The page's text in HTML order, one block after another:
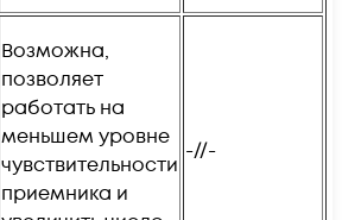
Возможна,
позволяет
работать на
меньшем уровне
чувствительности
приемника и
-//-